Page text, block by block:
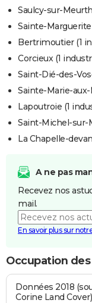
S'inscrire
Se connecter
Lycées
Collèges
Primaires
Universités
Entreprises
Service militaire
Avis de recherche
AVIS DE DÉCÈS
FORUM
Bricolage
Lifestyle
Culture
Sport
Auto
Television
Voyage
Cinema
Saulcy-sur-
Sainte-Marguerite
Bertrimoutier (1
Corcieux (1
Saint-Dié-des-
Sainte-Marie-
Lapoutroie (1
Saint-Michel-sur-
La Chapelle-
A ne pas
Recevez nos
mail.
En savoir plus sur
Occupation
Données 2018
Corine Land Cover)